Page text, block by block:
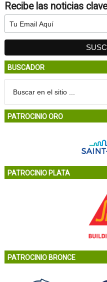
Recibe las noticias
BUSCADOR
PATROCINIO ORO
PATROCINIO PLATA
PATROCINIO BRONCE